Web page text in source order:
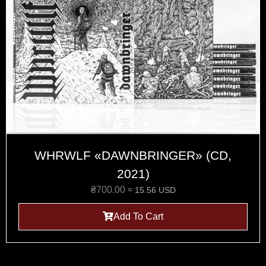
WHRWLF «DAWNBRINGER» (CD,
2021)
₴700.00 ≈ 15.56 USD
Add To Cart